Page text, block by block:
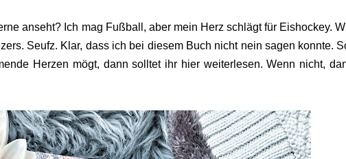
anseht? Ich mag Fußball, aber mein Herz schlägt für Eishockey.
Seufz. Klar, dass ich bei diesem Buch nicht nein sagen konnte.
Herzen mögt, dann solltet ihr hier weiterlesen. Wenn nicht,